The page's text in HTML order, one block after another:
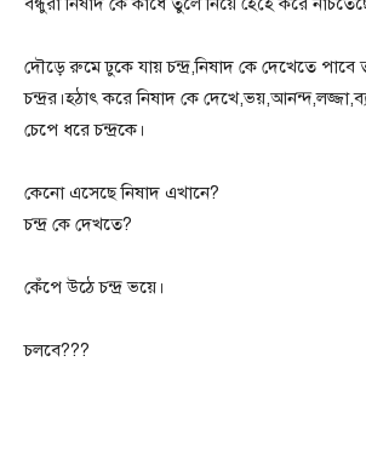
দৌড়ে রুমে ঢুকে যায় চন্দ্র,নিষাদ কে দেখেতে পাবে
চন্দ্রর।হঠাৎ করে নিষাদ কে
চেপে ধরে চন্দ্রকে।
কেনো এসেছে নিষাদ এখানে?
চন্দ্র কে দেখতে?
কেঁপে উঠে চন্দ্র ভয়ে।
চলবে???